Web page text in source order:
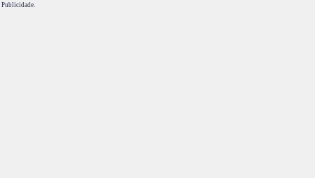
Publicidade.